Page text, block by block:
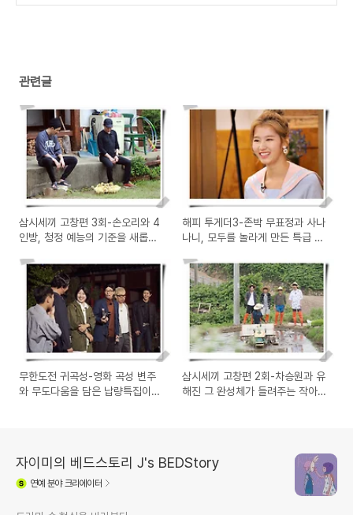
관련글
삼시세끼 고창편 3회-손오리와 4
인방, 청정 예능의 기준을 새롭게
해피 투게더3-존박 무표정과 사나
나니, 모두를 놀라게 만든 특급 예
무한도전 귀곡성-영화 곡성 변주
와 무도다움을 담은 납량특집이
삼시세끼 고창편 2회-차승원과 유
해진 그 완성체가 들려주는 작아
자이미의 베드스토리 J's BEDStory
연예 분야 크리에이터